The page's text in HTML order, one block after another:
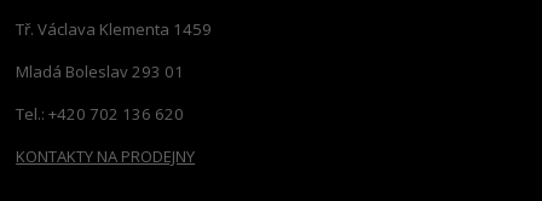
Tř. Václava Klementa 1459
Mladá Boleslav 293 01
Tel.: +420 702 136 620
KONTAKTY NA PRODEJNY